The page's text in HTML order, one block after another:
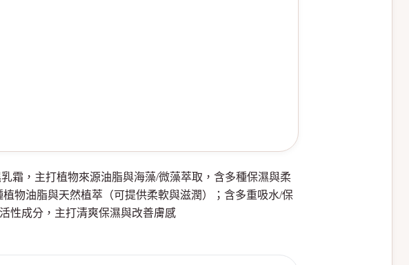
霜，主打植物來源油脂與海藻/微藻萃取，含多種保濕與柔
物油脂與天然植萃（可提供柔軟與滋潤）；含多重吸水/保
性成分，主打清爽保濕與改善膚感